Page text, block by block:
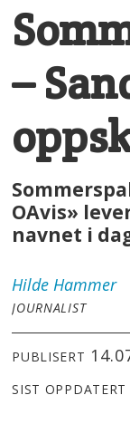
–
OAvis»
navnet i
Hilde Hammer
JOURNALIST
PUBLISERT
SIST OPPDATERT